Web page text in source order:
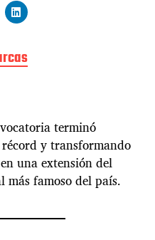
terminó
y transformando
una extensión del
más famoso del país.